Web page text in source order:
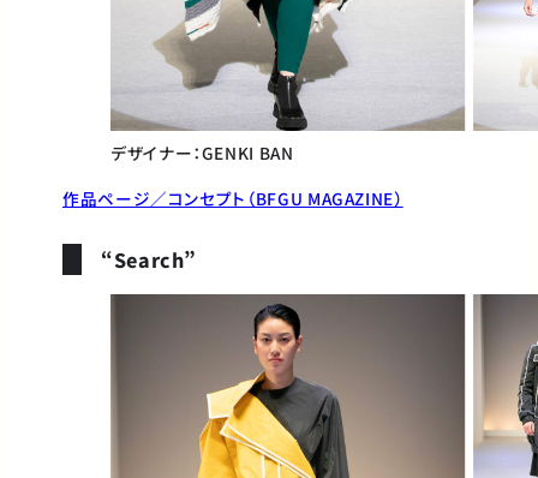
デザイナー：GENKI BAN
作品ページ／コンセプト（BFGU MAGAZINE）
“Search”